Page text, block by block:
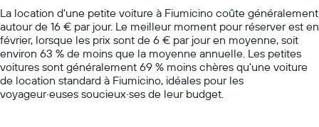
has
1
Y
axis
displaying
values.
Range:
La location d'une petite voiture à Fiumicino coûte généralement
autour de 16 € par jour. Le meilleur moment pour réserver est en
février, lorsque les prix sont de 6 € par jour en moyenne, soit
environ 63 % de moins que la moyenne annuelle. Les petites
voitures sont généralement 69 % moins chères qu'une voiture
de location standard à Fiumicino, idéales pour les
voyageur·euses soucieux·ses de leur budget.